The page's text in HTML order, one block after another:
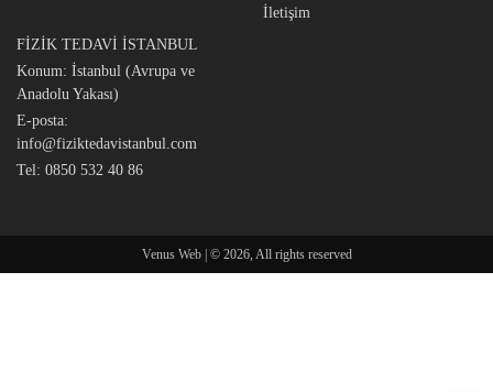
İletişim
FİZİK TEDAVİ İSTANBUL
Konum: İstanbul (Avrupa ve
Anadolu Yakası)
E-posta:
info@fiziktedavistanbul.com
Tel: 0850 532 40 86
Venus Web | © 2026, All rights reserved